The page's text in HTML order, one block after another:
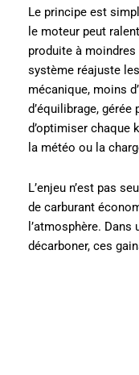
Le principe est
le moteur peut
produite à
système réajuste
mécanique, moins
d’équilibrage,
d’optimiser chaque
la météo ou la
L’enjeu n’est pas
de carburant
l’atmosphère.
décarboner, ces